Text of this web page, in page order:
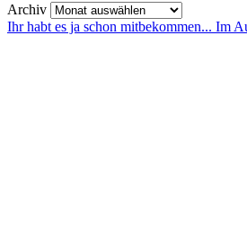
Archiv
Ihr habt es ja schon mitbekommen... Im